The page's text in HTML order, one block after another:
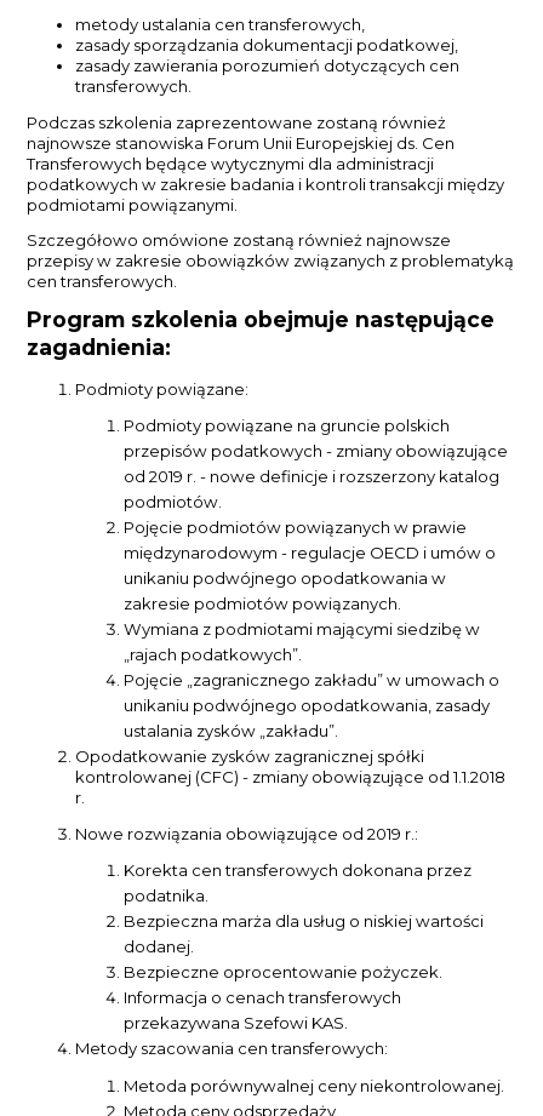
metody ustalania cen transferowych,
zasady sporządzania dokumentacji podatkowej,
zasady zawierania porozumień dotyczących cen
transferowych.
Podczas szkolenia zaprezentowane zostaną również
najnowsze stanowiska Forum Unii Europejskiej ds. Cen
Transferowych będące wytycznymi dla administracji
podatkowych w zakresie badania i kontroli transakcji między
podmiotami powiązanymi.
Szczegółowo omówione zostaną również najnowsze
przepisy w zakresie obowiązków związanych z problematyką
cen transferowych.
Program szkolenia obejmuje następujące
zagadnienia:
Podmioty powiązane:
Podmioty powiązane na gruncie polskich
przepisów podatkowych - zmiany obowiązujące
od 2019 r. - nowe definicje i rozszerzony katalog
podmiotów.
Pojęcie podmiotów powiązanych w prawie
międzynarodowym - regulacje OECD i umów o
unikaniu podwójnego opodatkowania w
zakresie podmiotów powiązanych.
Wymiana z podmiotami mającymi siedzibę w
„rajach podatkowych”.
Pojęcie „zagranicznego zakładu” w umowach o
unikaniu podwójnego opodatkowania, zasady
ustalania zysków „zakładu”.
Opodatkowanie zysków zagranicznej spółki
kontrolowanej (CFC) - zmiany obowiązujące od 1.1.2018
r.
Nowe rozwiązania obowiązujące od 2019 r.:
Korekta cen transferowych dokonana przez
podatnika.
Bezpieczna marża dla usług o niskiej wartości
dodanej.
Bezpieczne oprocentowanie pożyczek.
Informacja o cenach transferowych
przekazywana Szefowi KAS.
Metody szacowania cen transferowych:
Metoda porównywalnej ceny niekontrolowanej.
Metoda ceny odsprzedaży.